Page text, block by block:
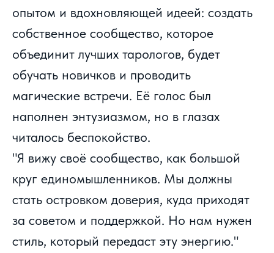
опытом и вдохновляющей идеей: создать
собственное сообщество, которое
объединит лучших тарологов, будет
обучать новичков и проводить
магические встречи. Её голос был
наполнен энтузиазмом, но в глазах
читалось беспокойство.
"Я вижу своё сообщество, как большой
круг единомышленников. Мы должны
стать островком доверия, куда приходят
за советом и поддержкой. Но нам нужен
стиль, который передаст эту энергию."